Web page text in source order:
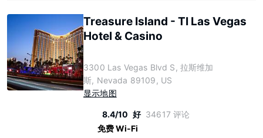
Treasure Island - TI Las Vegas
Hotel & Casino
3300 Las Vegas Blvd S, 拉斯维加
斯, Nevada 89109, US
显示地图
8.4/10 好 34617 评论
免费 Wi-Fi